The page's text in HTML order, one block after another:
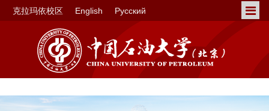
克拉玛依校区 English Русский